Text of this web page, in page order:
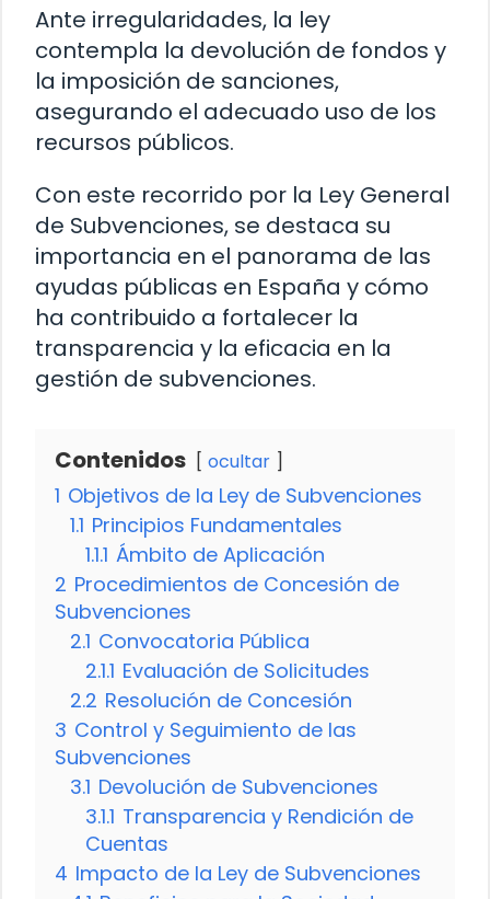
Ante irregularidades, la ley
contempla la devolución de fondos y
la imposición de sanciones,
asegurando el adecuado uso de los
recursos públicos.
Con este recorrido por la Ley General
de Subvenciones, se destaca su
importancia en el panorama de las
ayudas públicas en España y cómo
ha contribuido a fortalecer la
transparencia y la eficacia en la
gestión de subvenciones.
Contenidos ocultar
1 Objetivos de la Ley de Subvenciones
1.1 Principios Fundamentales
1.1.1 Ámbito de Aplicación
2 Procedimientos de Concesión de
Subvenciones
2.1 Convocatoria Pública
2.1.1 Evaluación de Solicitudes
2.2 Resolución de Concesión
3 Control y Seguimiento de las
Subvenciones
3.1 Devolución de Subvenciones
3.1.1 Transparencia y Rendición de
Cuentas
4 Impacto de la Ley de Subvenciones